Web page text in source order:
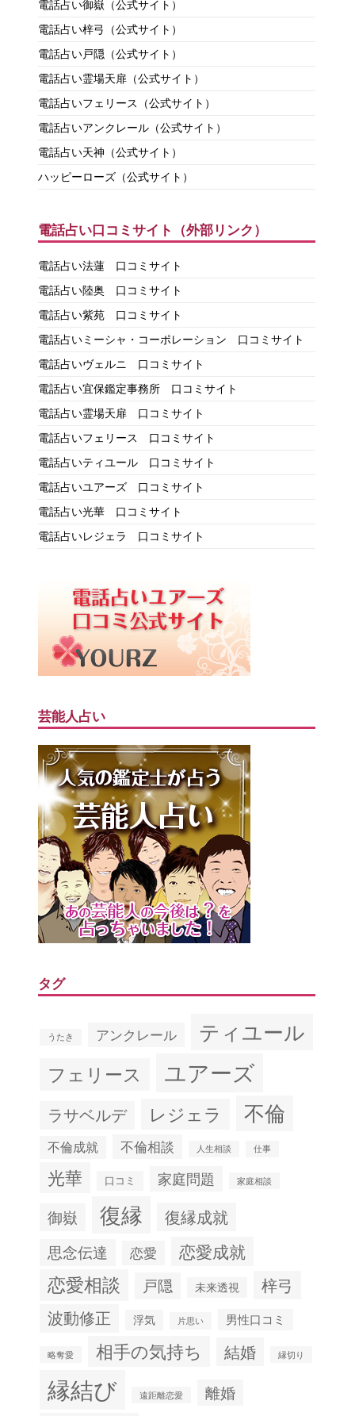
電話占い御嶽（公式サイト）
電話占い梓弓（公式サイト）
電話占い戸隠（公式サイト）
電話占い霊場天扉（公式サイト）
電話占いフェリース（公式サイト）
電話占いアンクレール（公式サイト）
電話占い天神（公式サイト）
ハッピーローズ（公式サイト）
電話占い口コミサイト（外部リンク）
電話占い法蓮 口コミサイト
電話占い陸奥 口コミサイト
電話占い紫苑 口コミサイト
電話占いミーシャ・コーポレーション 口コミサイト
電話占いヴェルニ 口コミサイト
電話占い宜保鑑定事務所 口コミサイト
電話占い霊場天扉 口コミサイト
電話占いフェリース 口コミサイト
電話占いティユール 口コミサイト
電話占いユアーズ 口コミサイト
電話占い光華 口コミサイト
電話占いレジェラ 口コミサイト
芸能人占い
タグ
うたき アンクレール ティユール
フェリース ユアーズ
ラサベルデ レジェラ 不倫
不倫成就 不倫相談 人生相談 仕事
光華 口コミ 家庭問題 家庭相談
御嶽 復縁 復縁成就
思念伝達 恋愛 恋愛成就
恋愛相談 戸隠 未来透視 梓弓
波動修正 浮気 片思い 男性口コミ
略奪愛 相手の気持ち 結婚 縁切り
縁結び 遠距離恋愛 離婚